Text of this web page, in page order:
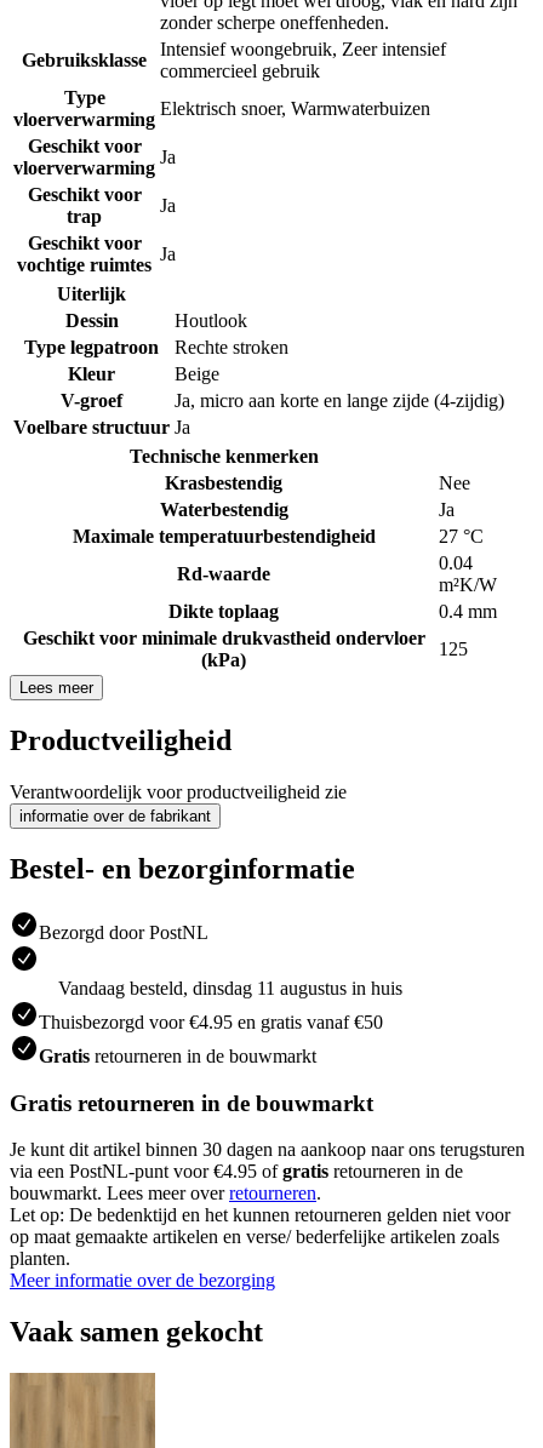
zonder scherpe oneffenheden.
Gebruiksklasse
Intensief woongebruik, Zeer intensief
commercieel gebruik
Type
vloerverwarming
Elektrisch snoer, Warmwaterbuizen
Geschikt voor
vloerverwarming
Ja
Geschikt voor
trap
Ja
Geschikt voor
vochtige ruimtes
Ja
Uiterlijk
Dessin
Houtlook
Type legpatroon
Rechte stroken
Kleur
Beige
V-groef
Ja, micro aan korte en lange zijde (4-zijdig)
Voelbare structuur Ja
Technische kenmerken
Krasbestendig
Nee
Waterbestendig
Ja
Maximale temperatuurbestendigheid
27 °C
Rd-waarde
0.04
m²K/W
Dikte toplaag
0.4 mm
Geschikt voor minimale drukvastheid ondervloer
(kPa)
125
Lees meer
Productveiligheid
Verantwoordelijk voor productveiligheid zie
informatie over de fabrikant
Bestel- en bezorginformatie
Bezorgd door PostNL
Vandaag besteld, dinsdag 11 augustus in huis
Thuisbezorgd voor €4.95 en gratis vanaf €50
Gratis retourneren in de bouwmarkt
Gratis retourneren in de bouwmarkt
Je kunt dit artikel binnen 30 dagen na aankoop naar ons terugsturen
via een PostNL-punt voor €4.95 ofgratis retourneren in de
bouwmarkt. Lees meer overretourneren.
Let op: De bedenktijd en het kunnen retourneren gelden niet voor
op maat gemaakte artikelen en verse/ bederfelijke artikelen zoals
planten.
Meer informatie over de bezorging
Vaak samen gekocht